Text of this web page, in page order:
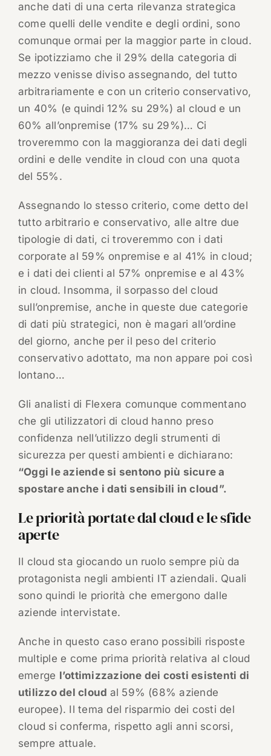
anche dati di una certa rilevanza strategica
come quelli delle vendite e degli ordini, sono
comunque ormai per la maggior parte in cloud.
Se ipotizziamo che il 29% della categoria di
mezzo venisse diviso assegnando, del tutto
arbitrariamente e con un criterio conservativo,
un 40% (e quindi 12% su 29%) al cloud e un
60% all’onpremise (17% su 29%)… Ci
troveremmo con la maggioranza dei dati degli
ordini e delle vendite in cloud con una quota
del 55%.
Assegnando lo stesso criterio, come detto del
tutto arbitrario e conservativo, alle altre due
tipologie di dati, ci troveremmo con i dati
corporate al 59% onpremise e al 41% in cloud;
e i dati dei clienti al 57% onpremise e al 43%
in cloud. Insomma, il sorpasso del cloud
sull’onpremise, anche in queste due categorie
di dati più strategici, non è magari all’ordine
del giorno, anche per il peso del criterio
conservativo adottato, ma non appare poi così
lontano…
Gli analisti di Flexera comunque commentano
che gli utilizzatori di cloud hanno preso
confidenza nell’utilizzo degli strumenti di
sicurezza per questi ambienti e dichiarano:
“Oggi le aziende si sentono più sicure a
spostare anche i dati sensibili in cloud”.
Le priorità portate dal cloud e le sfide
aperte
Il cloud sta giocando un ruolo sempre più da
protagonista negli ambienti IT aziendali. Quali
sono quindi le priorità che emergono dalle
aziende intervistate.
Anche in questo caso erano possibili risposte
multiple e come prima priorità relativa al cloud
emerge l’ottimizzazione dei costi esistenti di
utilizzo del cloud al 59% (68% aziende
europee). Il tema del risparmio dei costi del
cloud si conferma, rispetto agli anni scorsi,
sempre attuale.